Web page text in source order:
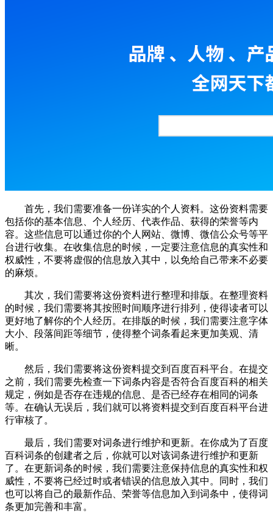
首先，我们需要准备一份详实的个人资料。这份资料需要
包括你的基本信息、个人经历、代表作品、获得的荣誉等内
容。这些信息可以通过你的个人网站、微博、微信公众号等平
台进行收集。在收集信息的时候，一定要注意信息的真实性和
权威性，不要将虚假的信息放入其中，以免给自己带来不必要
的麻烦。
其次，我们需要将这份资料进行整理和排版。在整理资料
的时候，我们需要将其按照时间顺序进行排列，使得读者可以
更好地了解你的个人经历。在排版的时候，我们需要注意字体
大小、段落间距等细节，使得整个词条看起来更加美观、清
晰。
然后，我们需要将这份资料提交到百度百科平台。在提交
之前，我们需要先检查一下词条内容是否符合百度百科的相关
规定，例如是否存在违规的信息、是否已经存在相同的词条
等。在确认无误后，我们就可以将资料提交到百度百科平台进
行审核了。
最后，我们需要对词条进行维护和更新。在你成为了百度
百科词条的创建者之后，你就可以对该词条进行维护和更新
了。在更新词条的时候，我们需要注意保持信息的真实性和权
威性，不要将已经过时或者错误的信息放入其中。同时，我们
也可以将自己的最新作品、荣誉等信息加入到词条中，使得词
条更加完善和丰富。